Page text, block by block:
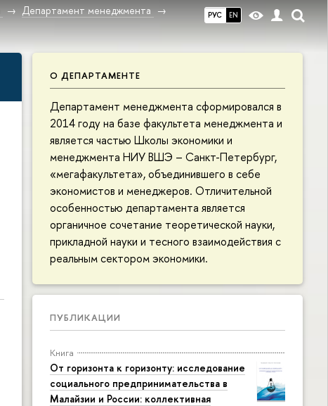
РУС EN
Департамент менеджмента
О ДЕПАРТАМЕНТЕ
Департамент менеджмента сформировался в
2014 году на базе факультета менеджмента и
является частью Школы экономики и
менеджмента НИУ ВШЭ – Санкт-Петербург,
«мегафакультета», объединившего в себе
экономистов и менеджеров. Отличительной
особенностью департамента является
органичное сочетание теоретической науки,
прикладной науки и тесного взаимодействия с
реальным сектором экономики.
ПУБЛИКАЦИИ
Книга
От горизонта к горизонту: исследование
социального предпринимательства в
Малайзии и России: коллективная